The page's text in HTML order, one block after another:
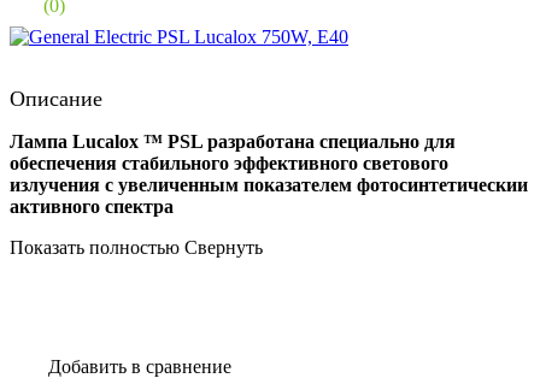
(0)
Добавить в сравнение
Описание
Лампа Lucalox ™ PSL разработана специально для
обеспечения стабильного эффективного светового
излучения с увеличенным показателем фотосинтетическии
активного спектра
Показать полностью Свернуть